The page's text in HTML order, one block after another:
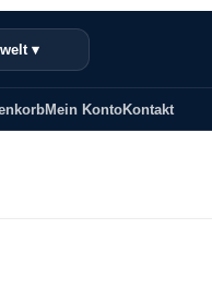
▾
Mein KontoKontakt